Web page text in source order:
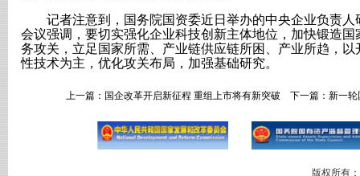
记者注意到，国务院国资委近日举办的中央企业负责人
会议强调，要切实强化企业科技创新主体地位，加快锻造
务攻关，立足国家所需、产业链供应链所困、产业所趋，
性技术为主，优化攻关布局，加强基础研究。
上一篇： 国企改革开启新征程 重组上市将有新突破 下一篇： 新一轮
版权所有